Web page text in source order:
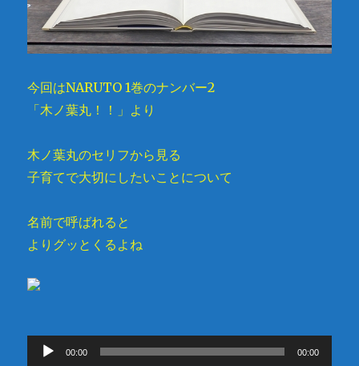
今回はNARUTO 1巻のナンバー2
「木ノ葉丸！！」より
木ノ葉丸のセリフから見る
子育てで大切にしたいことについて
名前で呼ばれると
よりグッとくるよね
00:00 00:00